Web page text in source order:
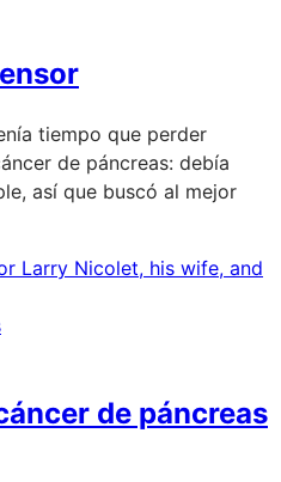
tiempo que perder
de páncreas: debía
así que buscó al mejor
de páncreas